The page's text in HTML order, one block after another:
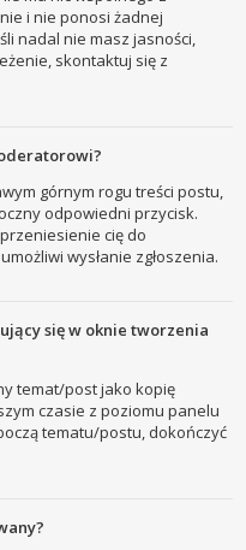
i nie ponosi żadnej
nadal nie masz jasności,
skontaktuj się z
górnym rogu treści postu,
odpowiedni przycisk.
cię do
wysłanie zgłoszenia.
się w oknie tworzenia
temat/post jako kopię
czasie z poziomu panelu
tematu/postu, dokończyć